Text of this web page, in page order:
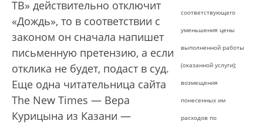
соответствующего
уменьшения цены
выполненной работы
(оказанной услуги);
возмещения
понесенных им
расходов по
ТВ» действительно отключит
«Дождь», то в соответствии с
законом он сначала напишет
письменную претензию, а если
отклика не будет, подаст в суд.
Еще одна читательница сайта
The New Times — Вера
Курицына из Казани —